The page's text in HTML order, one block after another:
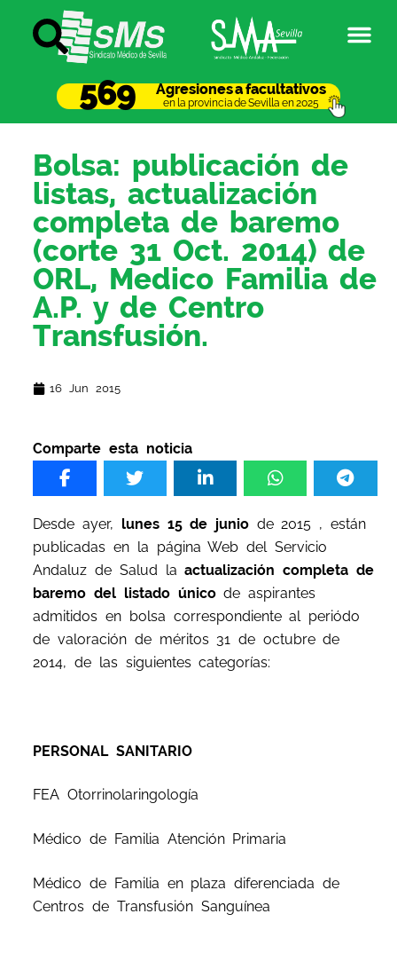
Agresiones a facultativos
en la provincia de Sevilla en 2025
569
Bolsa: publicación de
listas, actualización
completa de baremo
(corte 31 Oct. 2014) de
ORL, Medico Familia de
A.P. y de Centro
Transfusión.
16 Jun 2015
Comparte esta noticia
Desde ayer, lunes 15 de junio de 2015 , están
publicadas en la página Web del Servicio
Andaluz de Salud laactualización completa de
baremo del listado únicode aspirantes
admitidos en bolsa correspondiente al periódo
de valoración de méritos 31 de octubre de
2014, de las siguientes categorías:
PERSONAL SANITARIO
FEA Otorrinolaringología
Médico de Familia Atención Primaria
Médico de Familia en plaza diferenciada de
Centros de Transfusión Sanguínea